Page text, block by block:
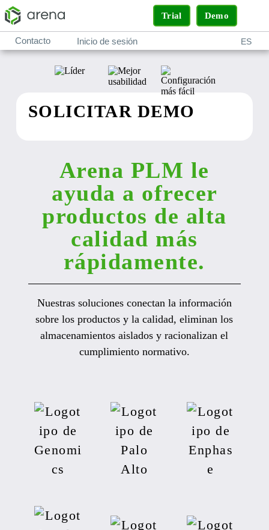
Trial Demo
ES
Inicio de sesión
Contacto
SOLICITAR DEMO
Arena PLM le
ayuda a ofrecer
productos de alta
calidad más
rápidamente.
Nuestras soluciones conectan la información
sobre los productos y la calidad, eliminan los
almacenamientos aislados y racionalizan el
cumplimiento normativo.